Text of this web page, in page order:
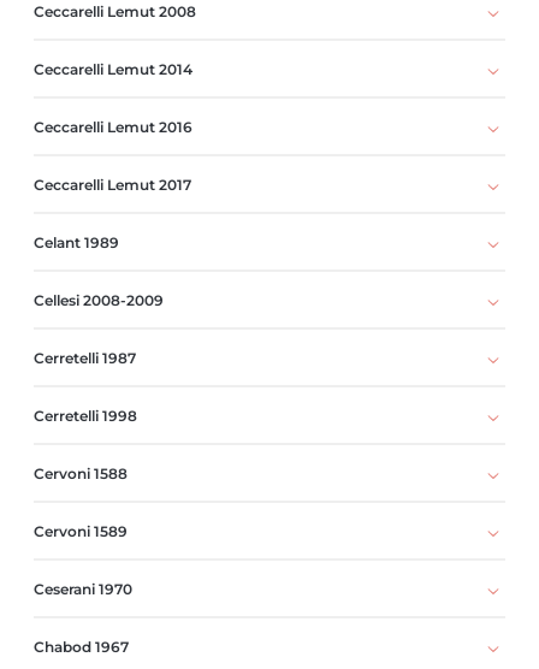
Ceccarelli Lemut 2008
Ceccarelli Lemut 2014
Ceccarelli Lemut 2016
Ceccarelli Lemut 2017
Celant 1989
Cellesi 2008-2009
Cerretelli 1987
Cerretelli 1998
Cervoni 1588
Cervoni 1589
Ceserani 1970
Chabod 1967